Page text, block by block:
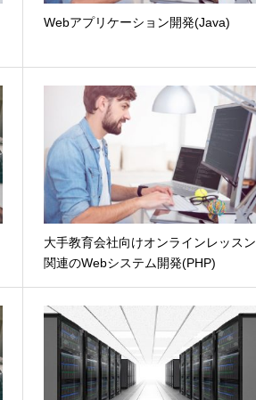
Webアプリケーション開発(Java)
大手教育会社向けオンラインレッスン
関連のWebシステム開発(PHP)